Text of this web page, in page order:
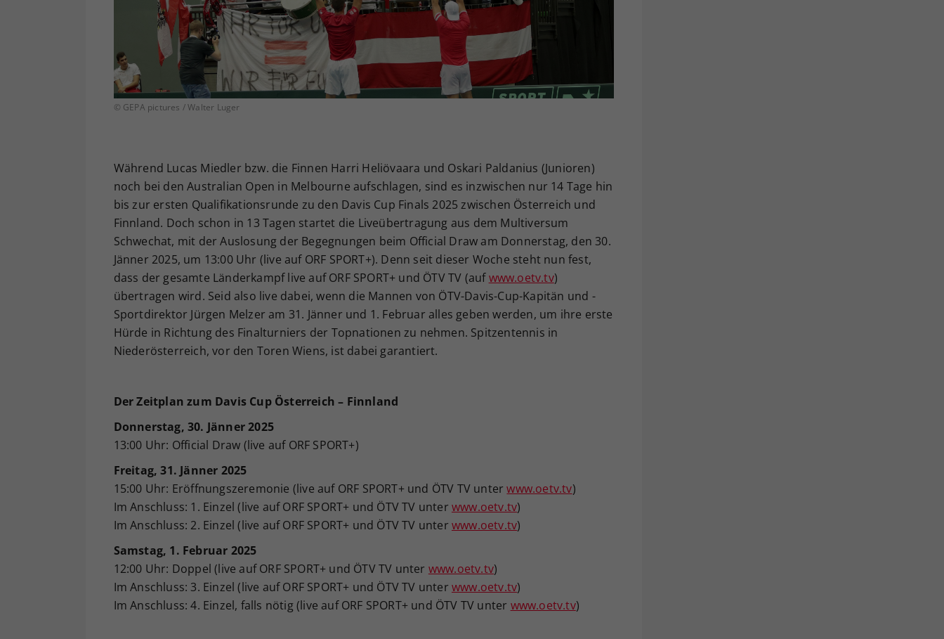
© GEPA pictures / Walter Luger
Während Lucas Miedler bzw. die Finnen Harri Heliövaara und Oskari Paldanius (Junioren)
noch bei den Australian Open in Melbourne aufschlagen, sind es inzwischen nur 14 Tage hin
bis zur ersten Qualifikationsrunde zu den Davis Cup Finals 2025 zwischen Österreich und
Finnland. Doch schon in 13 Tagen startet die Liveübertragung aus dem Multiversum
Schwechat, mit der Auslosung der Begegnungen beim Official Draw am Donnerstag, den 30.
Jänner 2025, um 13:00 Uhr (live auf ORF SPORT+). Denn seit dieser Woche steht nun fest,
dass der gesamte Länderkampf live auf ORF SPORT+ und ÖTV TV (aufwww.oetv.tv)
übertragen wird. Seid also live dabei, wenn die Mannen von ÖTV-Davis-Cup-Kapitän und -
Sportdirektor Jürgen Melzer am 31. Jänner und 1. Februar alles geben werden, um ihre erste
Hürde in Richtung des Finalturniers der Topnationen zu nehmen. Spitzentennis in
Niederösterreich, vor den Toren Wiens, ist dabei garantiert.
Der Zeitplan zum Davis Cup Österreich – Finnland
Donnerstag, 30. Jänner 2025
13:00 Uhr: Official Draw (live auf ORF SPORT+)
Freitag, 31. Jänner 2025
15:00 Uhr: Eröffnungszeremonie (live auf ORF SPORT+ und ÖTV TV unterwww.oetv.tv)
Im Anschluss: 1. Einzel (live auf ORF SPORT+ und ÖTV TV unter www.oetv.tv)
Im Anschluss: 2. Einzel (live auf ORF SPORT+ und ÖTV TV unter www.oetv.tv)
Samstag, 1. Februar 2025
12:00 Uhr: Doppel (live auf ORF SPORT+ und ÖTV TV unter www.oetv.tv)
Im Anschluss: 3. Einzel (live auf ORF SPORT+ und ÖTV TV unter www.oetv.tv)
Im Anschluss: 4. Einzel, falls nötig (live auf ORF SPORT+ und ÖTV TV unter www.oetv.tv)
Ihrer vorgenommen Einstellungen, falls der
Webseiten-Betreiber dies eingestellt hat.